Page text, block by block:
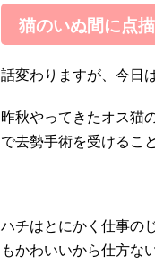
猫のいぬ間に点
話変わりますが、今日
昨秋やってきたオス猫
で去勢手術を受けるこ
ハチはとにかく仕事の
もかわいいから仕方な